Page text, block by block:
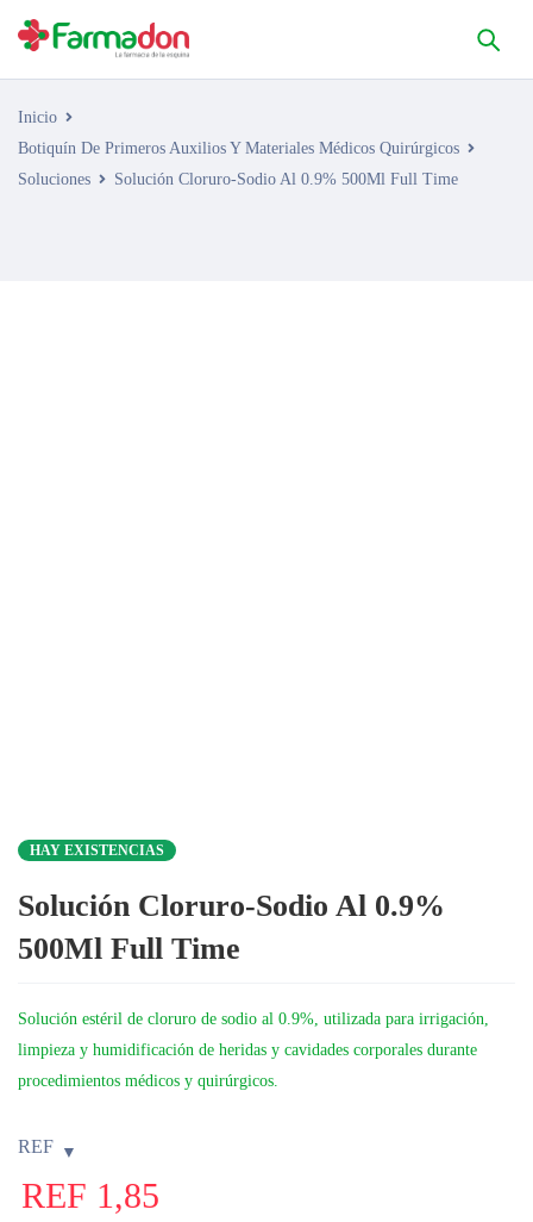
Inicio
Botiquín De Primeros Auxilios Y Materiales Médicos Quirúrgicos
Soluciones
Solución Cloruro-Sodio Al 0.9% 500Ml Full Time
HAY EXISTENCIAS
Solución Cloruro-Sodio Al 0.9%
500Ml Full Time
Solución estéril de cloruro de sodio al 0.9%, utilizada para irrigación,
limpieza y humidificación de heridas y cavidades corporales durante
procedimientos médicos y quirúrgicos.
REF
REF 1,85